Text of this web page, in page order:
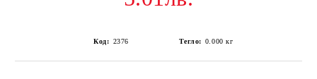
Код: 2376 Тегло: 0.000 кг